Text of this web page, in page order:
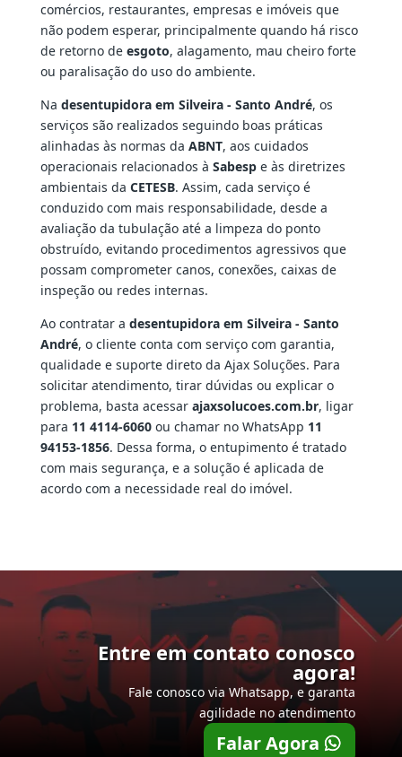
comércios, restaurantes, empresas e imóveis que
não podem esperar, principalmente quando há risco
de retorno de esgoto, alagamento, mau cheiro forte
ou paralisação do uso do ambiente.
Na desentupidora em Silveira - Santo André, os
serviços são realizados seguindo boas práticas
alinhadas às normas da ABNT, aos cuidados
operacionais relacionados à Sabespe às diretrizes
ambientais da CETESB. Assim, cada serviço é
conduzido com mais responsabilidade, desde a
avaliação da tubulação até a limpeza do ponto
obstruído, evitando procedimentos agressivos que
possam comprometer canos, conexões, caixas de
inspeção ou redes internas.
Ao contratar a desentupidora em Silveira - Santo
André, o cliente conta com serviço com garantia,
qualidade e suporte direto da Ajax Soluções. Para
solicitar atendimento, tirar dúvidas ou explicar o
problema, basta acessar ajaxsolucoes.com.br, ligar
para 11 4114-6060ou chamar no WhatsApp 11
94153-1856. Dessa forma, o entupimento é tratado
com mais segurança, e a solução é aplicada de
acordo com a necessidade real do imóvel.
Entre em contato conosco
agora!
Fale conosco via Whatsapp, e garanta
agilidade no atendimento
Falar Agora